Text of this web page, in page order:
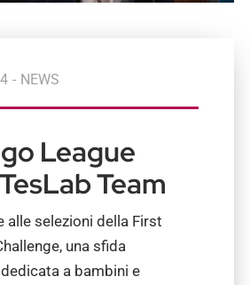
- NEWS
League
Team
alle selezioni della First
una sfida
a bambini e